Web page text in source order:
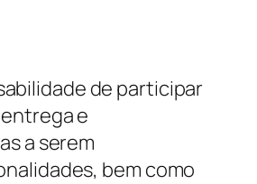
de participar
e
a serem
bem como